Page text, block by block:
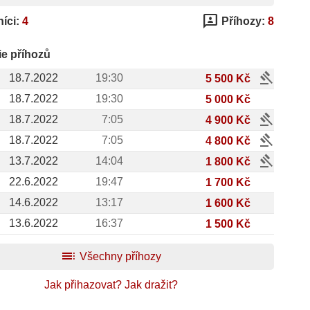
4 3p Příhozy: 8
příhozů
18.7.2022
19:30 5 500 Kč gavel
18.7.2022 19:30
5 000 Kč
18.7.2022
7:05 4 900 Kč gavel
18.7.2022 7:05 4 800 Kč gavel
13.7.2022 14:04 1 800 Kč gavel
22.6.2022 19:47
1 700 Kč
14.6.2022
13:17
1 600 Kč
13.6.2022
16:37 1 500 Kč
toc Všechny příhozy
Jak přihazovat? Jak dražit?